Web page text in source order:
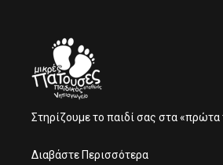
Στηρίζουμε το παιδί σας στα «πρώτα
Διαβάστε Περισσότερα